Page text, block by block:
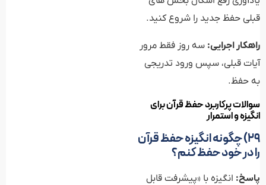
قبلی حفظ جدید را شروع کنید.
راهکار اجرایی: سه روز فقط مرور
آیات قبلی، سپس ورود تدریجی
به حفظ.
سوالات پرکاربرد حفظ قرآن برای
انگیزه و استمرار
۲۹) چگونه انگیزه حفظ قرآن
را در خود حفظ کنم؟
پاسخ: انگیزه با «پیشرفت قابل